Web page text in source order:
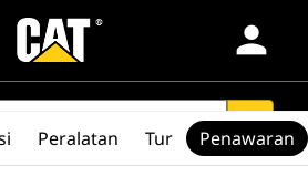
person
search
Peralatan Tur Penawaran